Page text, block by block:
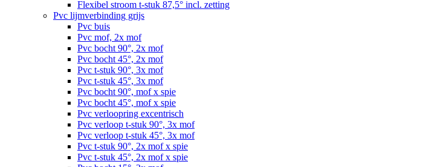
Flexibel stroom t-stuk 87,5° incl. zetting
Pvc lijmverbinding grijs
Pvc buis
Pvc mof, 2x mof
Pvc bocht 90°, 2x mof
Pvc bocht 45°, 2x mof
Pvc t-stuk 90°, 3x mof
Pvc t-stuk 45°, 3x mof
Pvc bocht 90°, mof x spie
Pvc bocht 45°, mof x spie
Pvc verloopring excentrisch
Pvc verloop t-stuk 90°, 3x mof
Pvc verloop t-stuk 45°, 3x mof
Pvc t-stuk 90°, 2x mof x spie
Pvc t-stuk 45°, 2x mof x spie